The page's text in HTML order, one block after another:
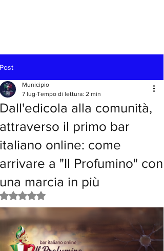
Post
Dall'edicola alla comunità,
attraverso il primo bar
italiano online: come
arrivare a "Il Profumino" con
una marcia in più
Municipio
7 lug Tempo di lettura: 2 min
Valutazione NaN stelle su 5.